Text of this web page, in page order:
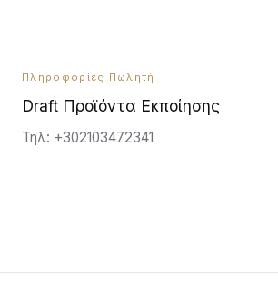
Πληροφορίες Πωλητή
Draft Προϊόντα Εκποίησης
Τηλ: +302103472341